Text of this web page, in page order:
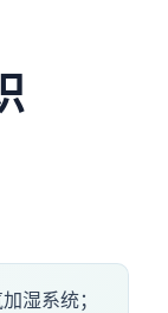
湿系统；